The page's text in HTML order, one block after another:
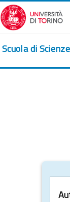
Vai al contenuto
Scuola di